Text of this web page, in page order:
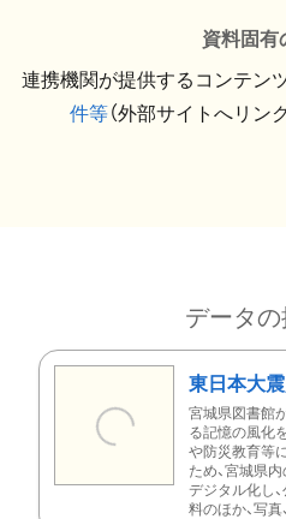
資料固有
連携機関が提供するコンテンツ
件等（外部サイトへリン
データ
東日本大
宮城県図書館
る記憶の風化
や防災教育等
ため、宮城県
デジタル化し
料のほか、写真